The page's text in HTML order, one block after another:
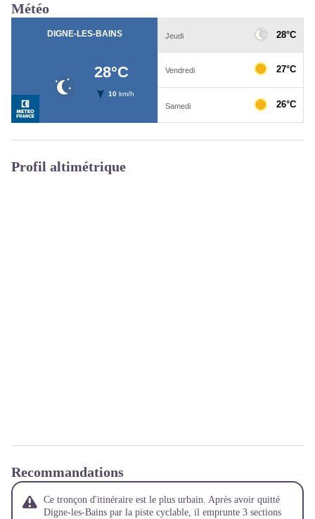
Météo
Profil altimétrique
Recommandations
Ce tronçon d'itinéraire est le plus urbain. Après avoir quitté
Digne-les-Bains par la piste cyclable, il emprunte 3 sections